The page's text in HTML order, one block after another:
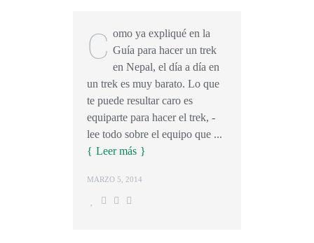
C omo ya expliqué en la
Guía para hacer un trek
en Nepal, el día a día en
un trek es muy barato. Lo que
te puede resultar caro es
equiparte para hacer el trek, -
lee todo sobre el equipo que ...
Leer más
MARZO 5, 2014